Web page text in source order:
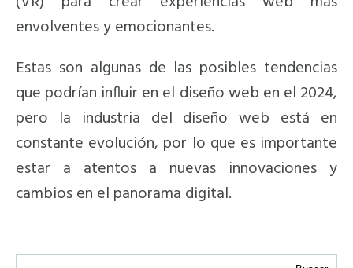
envolventes y emocionantes.
Estas son algunas de las posibles tendencias
que podrían influir en el diseño web en el 2024,
pero la industria del diseño web está en
constante evolución, por lo que es importante
estar a atentos a nuevas innovaciones y
cambios en el panorama digital.